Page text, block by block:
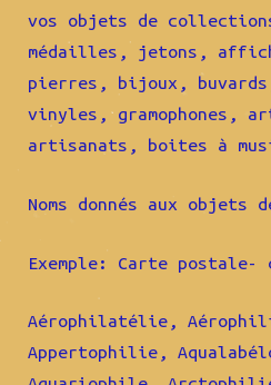
vos objets de
médailles, jetons,
pierres, bijoux,
vinyles, gramophones,
artisanats, boites à
Noms donnés aux objets
Exemple: Carte
Aérophilatélie,
Appertophilie,